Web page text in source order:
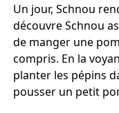
Un jour, Schnou
découvre Schnou
de manger une
compris. En la
planter les pépins
pousser un petit